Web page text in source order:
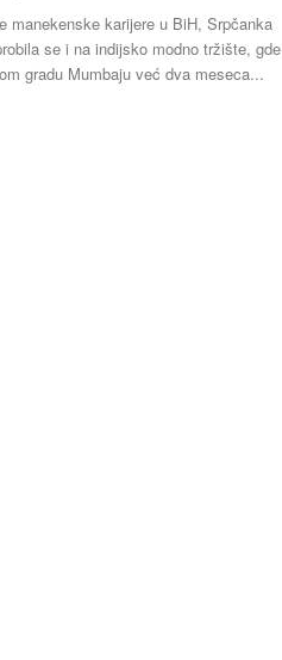
manekenske karijere u BiH, Srpčanka
se i na indijsko modno tržište, gde
gradu Mumbaju već dva meseca...